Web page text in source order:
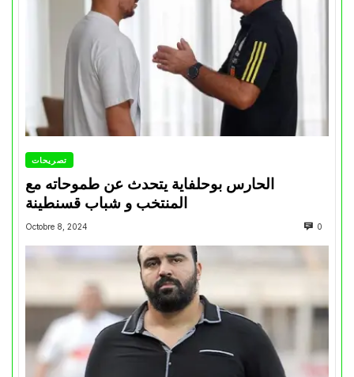
تصريحات
الحارس بوحلفاية يتحدث عن طموحاته مع
المنتخب و شباب قسنطينة
Octobre 8, 2024 0